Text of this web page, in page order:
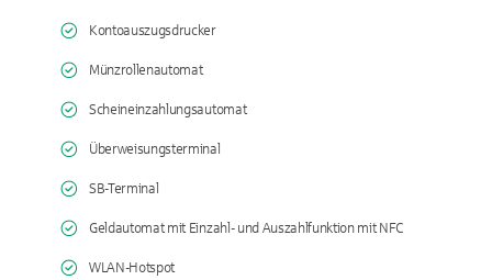
Kontoauszugsdrucker
Münzrollenautomat
Scheineinzahlungsautomat
Überweisungsterminal
SB-Terminal
Geldautomat mit Einzahl- und Auszahlfunktion mit NFC
WLAN-Hotspot